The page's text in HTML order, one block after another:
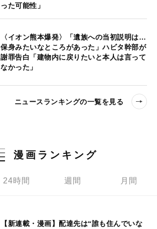
った可能性」
〈イオン熊本爆発〉「遺族への当初説明は…
保身みたいなところがあった」ハビタ幹部が
謝罪告白「建物内に戻りたいと本人は言って
なかった」
ニュースランキングの一覧を見る
漫画ランキング
24時間 週間 月間
【新連載・漫画】配達先は“誰も住んでいな